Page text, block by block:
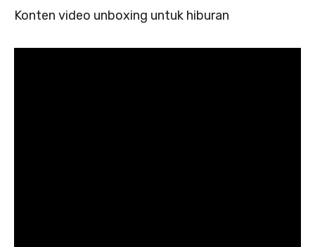
Konten video unboxing untuk hiburan